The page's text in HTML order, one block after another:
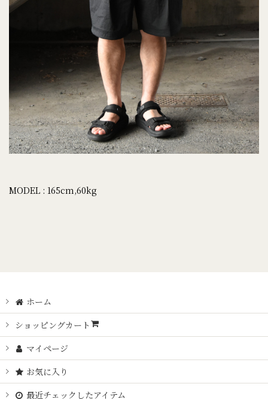
MODEL : 165cm,60kg
ホーム
ショッピングカート
マイページ
お気に入り
最近チェックしたアイテム